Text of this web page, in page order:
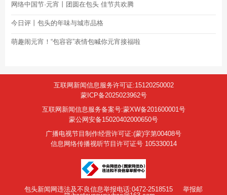
网络中国节·元宵丨团圆在包头 佳节共欢腾
今日评丨包头的年味与城市品格
萌趣闹元宵！“包容容”表情包喊你元宵接福啦
互联网新闻信息服务许可证:15120250002
蒙ICP备2025023962号
互联网新闻信息服务备案号:蒙XW备201600001号
蒙公网安备15020402000650号
广播电视节目制作经营许可证:(蒙)字第00408号
信息网络传播视听节目许可证号 105330014
包头新闻网违法及不良信息举报电话:0472-2518515
举报邮